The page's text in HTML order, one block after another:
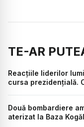
TE-AR
Reacțiile liderilor
cursa prezidențială.
Două bombardiere
aterizat la Baza